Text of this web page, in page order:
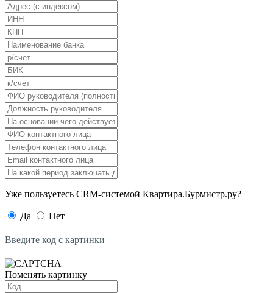
Уже пользуетесь CRM-системой Квартира.Бурмистр.ру?
Да Нет
Введите код с картинки
Поменять картинку